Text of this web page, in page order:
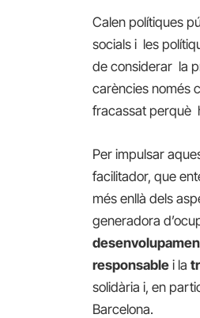
Calen polítiques
socials i les
de considerar la
carències només
fracassat perquè
Per impulsar
facilitador, que
més enllà dels
generadora
responsable i la
solidària i, en
Barcelona.